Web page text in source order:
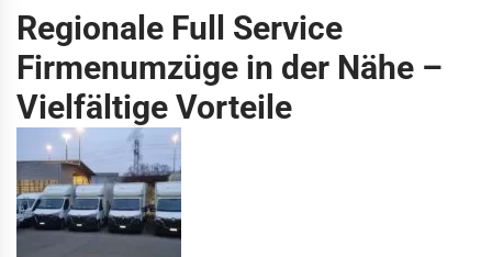
Regionale Full Service
Firmenumzüge in der Nähe –
Vielfältige Vorteile